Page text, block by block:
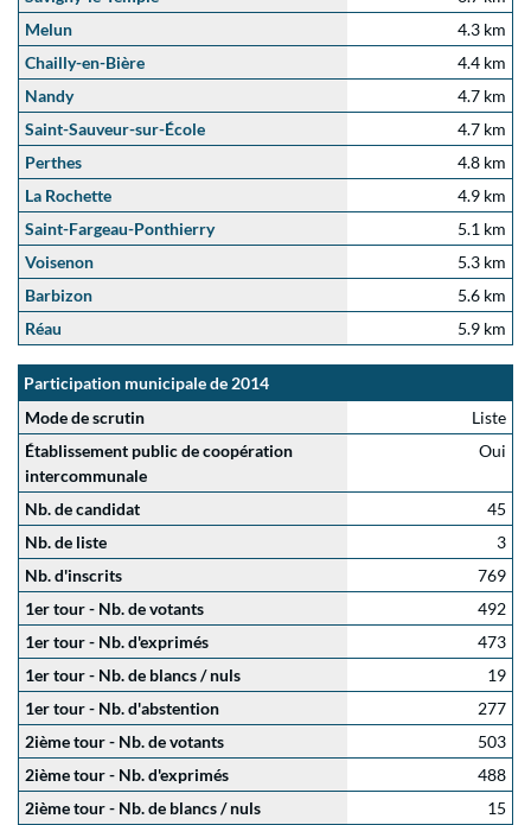
Melun
4.3 km
Chailly-en-Bière
4.4 km
Nandy
4.7 km
Saint-Sauveur-sur-École
4.7 km
Perthes
4.8 km
La Rochette
4.9 km
Saint-Fargeau-Ponthierry
5.1 km
Voisenon
5.3 km
Barbizon
5.6 km
Réau
5.9 km
Participation municipale de 2014
Mode de scrutin
Liste
Établissement public de coopération
intercommunale
Oui
Nb. de candidat
45
Nb. de liste
3
Nb. d'inscrits
769
1er tour - Nb. de votants
492
1er tour - Nb. d'exprimés
473
1er tour - Nb. de blancs / nuls
19
1er tour - Nb. d'abstention
277
2ième tour - Nb. de votants
503
2ième tour - Nb. d'exprimés
488
2ième tour - Nb. de blancs / nuls
15